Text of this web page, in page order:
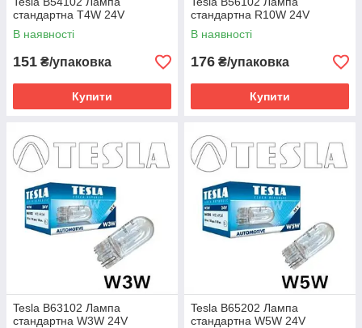
стандартна T4W 24V
В наявності
151 ₴/упаковка
Купити
стандартна R10W 24V
В наявності
176 ₴/упаковка
Купити
Tesla B63102 Лампа
стандартна W3W 24V
Tesla B65202 Лампа
стандартна W5W 24V